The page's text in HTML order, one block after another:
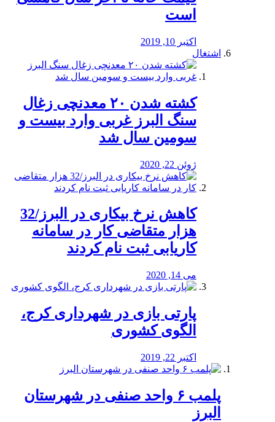
است
اکتبر 10, 2019
اشتغال
کشته شدن ۲۰ معدنچی زغال
سنگ البرز غربی وارد بیست و
سومین سال شد
ژوئن 22, 2020
کاهش نرخ بیکاری در البرز/32
هزار متقاضی کار در سامانه
کاریابی ثبت نام کردند
می 14, 2020
پارتی بازی در شهرداری کرج،
الگوی کشوری
اکتبر 22, 2019
پلمب ۶ واحد صنفی در شهرستان
البرز